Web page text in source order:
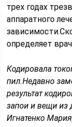
трех годах
аппаратного
определяет
Кодировала
пил.Недавно
результат
запои и вещи из
Игнатенко